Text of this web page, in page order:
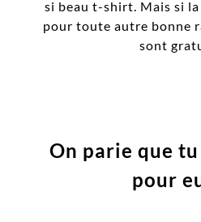
si beau t-shirt. Mais si
pour toute autre bonne
sont
On parie que
pour